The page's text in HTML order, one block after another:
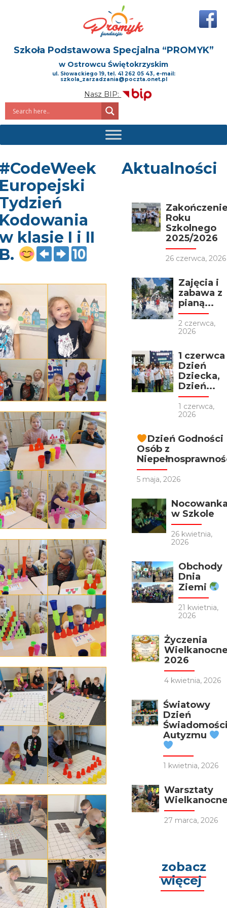
Szkoła Podstawowa Specjalna “PROMYK”
w Ostrowcu Świętokrzyskim
ul. Słowackiego 19, tel. 41 262 05 43, e-mail:
szkola_zarzadzania@poczta.onet.pl
Nasz BIP:
klasie I i II
Aktualności
Roku
Szkolnego
2025/2026
26 czerwca, 2026
Zajęcia i
zabawa z
pianą...
2 czerwca,
2026
1 czerwca
Dzień
Dziecka,
Dzień...
1 czerwca,
2026
Dzień Godności
Osób z
5 maja, 2026
w Szkole
26 kwietnia,
2026
Obchody
Dnia
Ziemi
21 kwietnia,
2026
Życzenia
2026
4 kwietnia, 2026
Światowy
Dzień
Autyzmu
1 kwietnia, 2026
Warsztaty
27 marca, 2026
zobacz
więcej